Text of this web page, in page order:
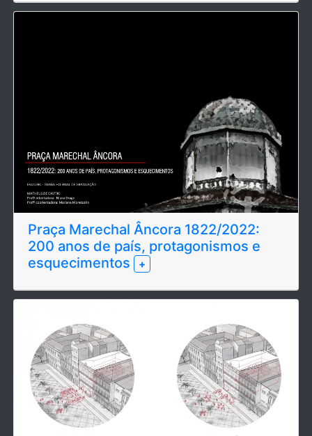
Praça Marechal Âncora 1822/2022:
200 anos de país, protagonismos e
esquecimentos
+